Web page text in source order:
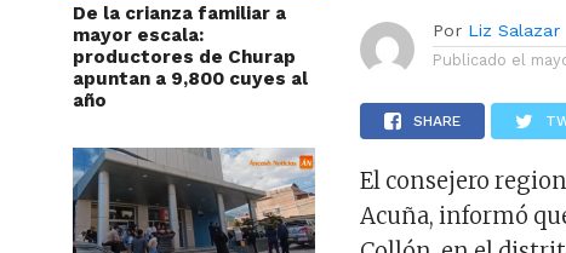
De la crianza familiar a
mayor escala:
productores de Churap
apuntan a 9,800 cuyes al
año
Por Liz Salazar
Publicado el
SHARE
El consejero
Acuña, informó